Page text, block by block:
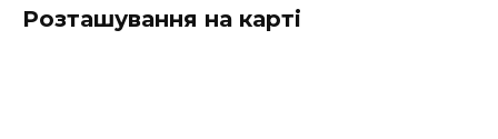
Розташування на карті